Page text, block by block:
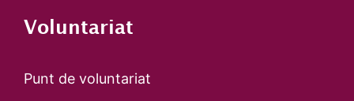
Voluntariat
Punt de voluntariat